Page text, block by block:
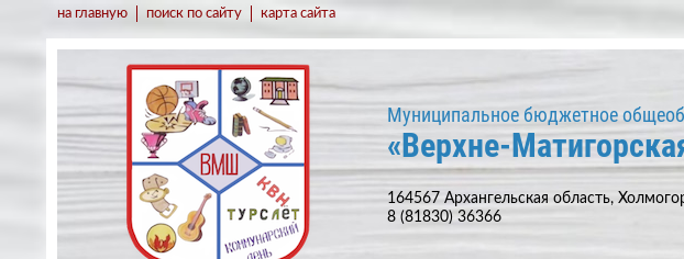
на главную поиск по сайту карта сайта
Муниципальное бюджетное
«Верхне-
164567 Архангельская область,
8 (81830) 36366